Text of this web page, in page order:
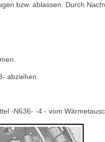
bzw. ablassen. Durch
abziehen.
-N636- -4 - vom